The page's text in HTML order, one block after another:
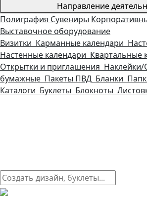
Направление
Полиграфия Сувениры
Выставочное оборудование
Визитки Карманные календари
Настенные календари Квартальные
Открытки и приглашения Наклейки/
бумажные Пакеты ПВД Бланки
Каталоги Буклеты Блокноты